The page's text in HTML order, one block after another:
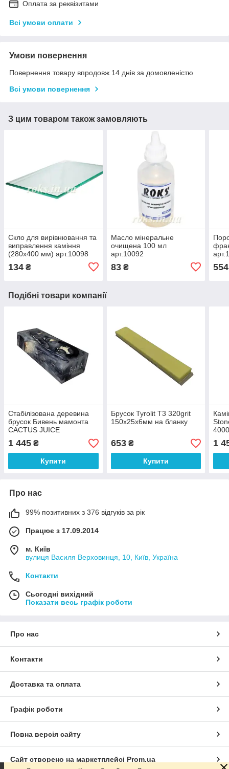
Оплата за реквізитами
Всі умови оплати
Умови повернення
Повернення товару впродовж 14 днів за домовленістю
Всі умови повернення
З цим товаром також замовляють
Скло для вирівнювання та
виправлення каміння
(280х400 мм) арт.10098
134 ₴
Масло мінеральне
очищена 100 мл
арт.10092
83₴ 554
Подібні товари компанії
Стабілізована деревина
брусок Бивень мамонта
CACTUS JUICE
132х49х32мм
1 445 ₴
Купити
Брусок Tyrolit T3 320grit
150х25х6мм на бланку
653₴
Купити
1
Про нас
99% позитивних з 376 відгуків за рік
Працює з 17.09.2014
м. Київ
вулиця Василя Верховинця, 10, Київ, Україна
Контакти
Сьогодні вихідний
Показати весь графік роботи
Про нас
Контакти
Доставка та оплата
Графік роботи
Повна версія сайту
Сайт створено на маркетплейсі Prom.ua